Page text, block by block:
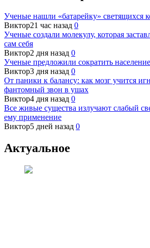
Ученые нашли «батарейку» светящихся
Виктор21 час назад 0
Ученые создали молекулу, которая
сам себя
Виктор2 дня назад 0
Ученые предложили сократить
Виктор3 дня назад 0
От паники к балансу: как мозг учится
фантомный звон в ушах
Виктор4 дня назад 0
Все живые существа излучают слабый
ему применение
Виктор5 дней назад 0
Актуальное